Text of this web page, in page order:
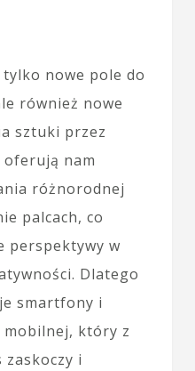
nowe pole do
również nowe
sztuki przez
nam
różnorodnej
palcach, co
perspektywy w
Dlatego
smartfony i
który z
zaskoczy i